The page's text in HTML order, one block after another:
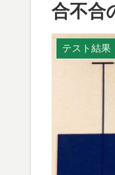
合不合
テスト結果